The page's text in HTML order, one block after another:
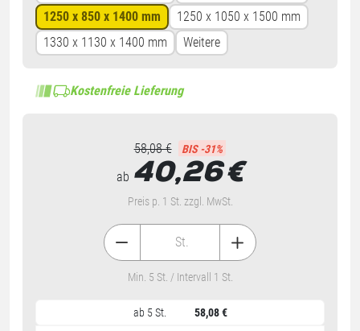
1250 x 850 x 1400 mm
1250 x 1050 x 1500 mm
1330 x 1130 x 1400 mm
Weitere
Kostenfreie Lieferung
58,08 € BIS -31%
ab 40,26€
Preis p. 1 St. zzgl. MwSt.
ab 5 St.
58,08 €
St.
Min. 5 St. / Intervall 1 St.